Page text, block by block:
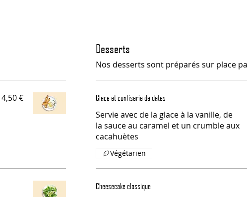
4,50 €
Desserts
Nos desserts sont préparés sur place
Glace et confiserie de dates
Servie avec de la glace à la vanille, de
la sauce au caramel et un crumble aux
cacahuètes
Végétarien
Cheesecake classique